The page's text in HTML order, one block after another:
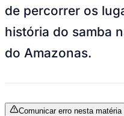
de percorrer os
história do samba
do Amazonas.
Comunicar erro nesta matéria